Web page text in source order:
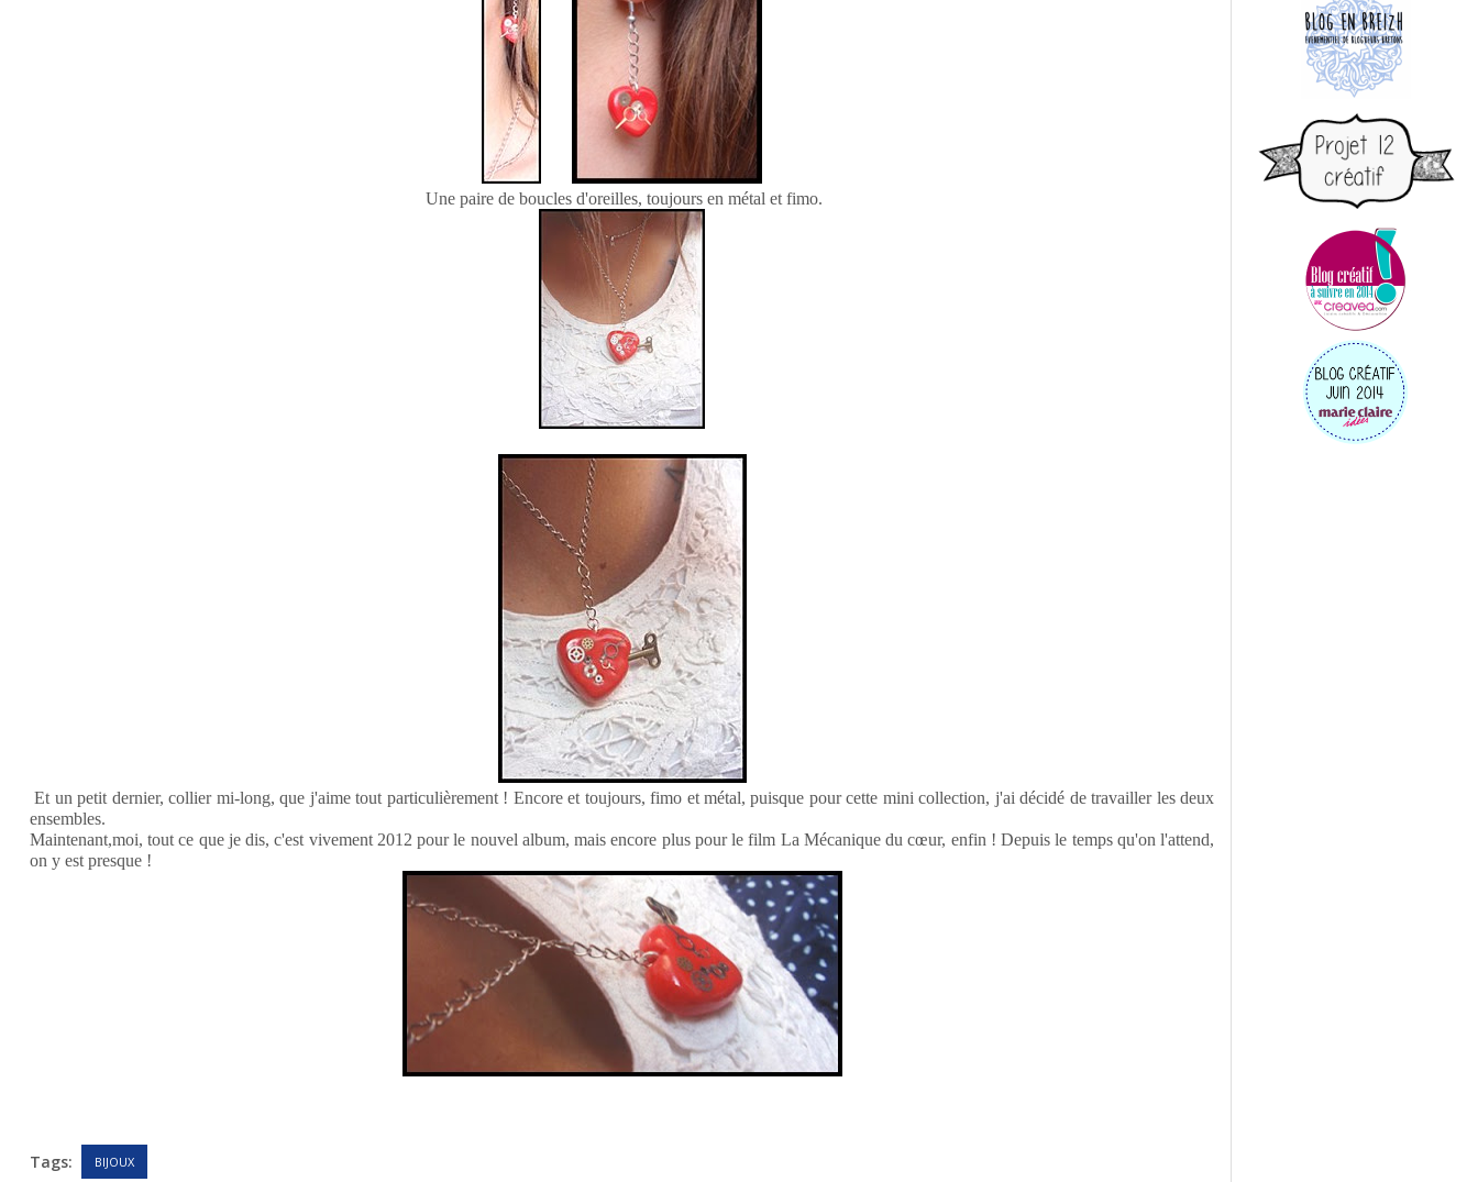
Une paire de boucles d'oreilles, toujours en métal et fimo.
Et un petit dernier, collier mi-long, que j'aime tout particulièrement ! Encore et toujours, fimo et métal, puisque pour cette mini collection, j'ai décidé de travailler les deux
ensembles.
Maintenant,moi, tout ce que je dis, c'est vivement 2012 pour le nouvel album, mais encore plus pour le film La Mécanique du cœur, enfin ! Depuis le temps qu'on l'attend,
on y est presque !
Tags: BIJOUX